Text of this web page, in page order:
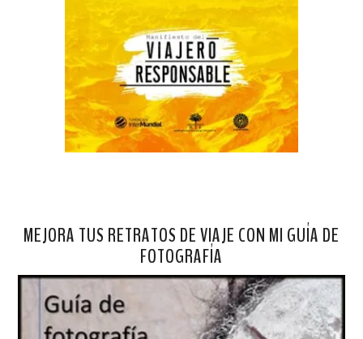
MEJORA TUS RETRATOS DE VIAJE CON MI GUÍA DE
FOTOGRAFÍA